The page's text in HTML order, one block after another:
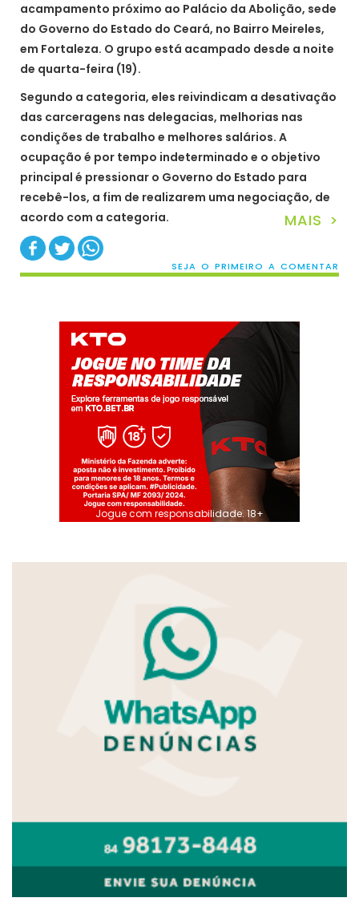
acampamento próximo ao Palácio da Abolição, sede
do Governo do Estado do Ceará, no Bairro Meireles,
em Fortaleza. O grupo está acampado desde a noite
de quarta-feira (19).
Segundo a categoria, eles reivindicam a desativação
das carceragens nas delegacias, melhorias nas
condições de trabalho e melhores salários. A
ocupação é por tempo indeterminado e o objetivo
principal é pressionar o Governo do Estado para
recebê-los, a fim de realizarem uma negociação, de
acordo com a categoria.
MAIS >
SEJA O PRIMEIRO A COMENTAR
Jogue com responsabilidade. 18+